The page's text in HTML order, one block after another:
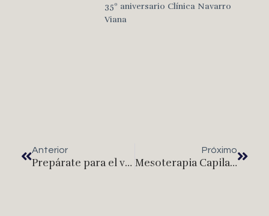
35º aniversario Clínica Navarro
Viana
Anterior
Prepárate para el verano: 3 tratamientos que tu piel necesita
Próximo
Mesoterapia Capilar: Todo lo que puede hacer por la salud de tu cabello